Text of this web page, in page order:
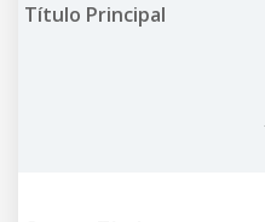
Título Principal